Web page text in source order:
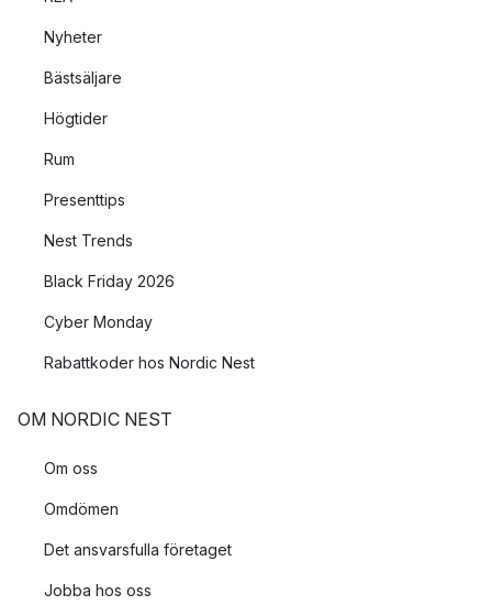
Nyheter
Bästsäljare
Högtider
Rum
Presenttips
Nest Trends
Black Friday 2026
Cyber Monday
Rabattkoder hos Nordic Nest
OM NORDIC NEST
Om oss
Omdömen
Det ansvarsfulla företaget
Jobba hos oss